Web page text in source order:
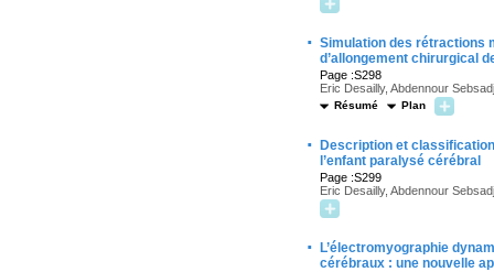
· Simulation des rétractions
d’allongement chirurgical
Page :S298
Eric Desailly, Abdennour
Résumé Plan
·
Description et
l’enfant paralysé cérébral
Page :S299
Eric Desailly, Abdennour
·
L’électromyographie
cérébraux : une nouvelle